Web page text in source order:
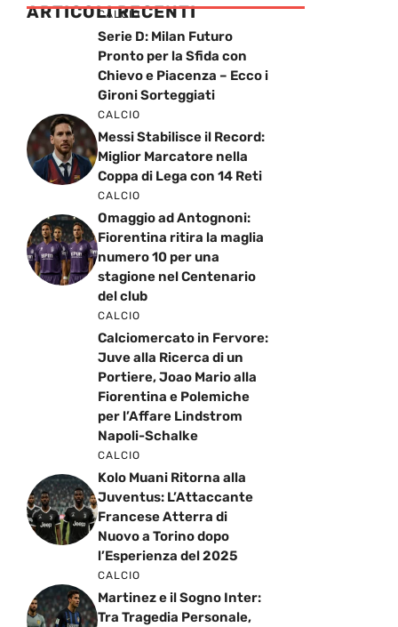
ARTICOLI RECENTI
CALCIO
Serie D: Milan Futuro
Pronto per la Sfida con
Chievo e Piacenza – Ecco i
Gironi Sorteggiati
CALCIO
Messi Stabilisce il Record:
Miglior Marcatore nella
Coppa di Lega con 14 Reti
CALCIO
Omaggio ad Antognoni:
Fiorentina ritira la maglia
numero 10 per una
stagione nel Centenario
del club
CALCIO
Calciomercato in Fervore:
Juve alla Ricerca di un
Portiere, Joao Mario alla
Fiorentina e Polemiche
per l’Affare Lindstrom
Napoli-Schalke
CALCIO
Kolo Muani Ritorna alla
Juventus: L’Attaccante
Francese Atterra di
Nuovo a Torino dopo
l’Esperienza del 2025
CALCIO
Martinez e il Sogno Inter:
Tra Tragedia Personale,